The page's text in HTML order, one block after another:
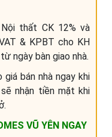
thất CK 12% và
& KPBT cho KH
ngày bàn giao nhà.
bán nhà ngay khi
nhận tiền mặt khi
VŨ YÊN NGAY